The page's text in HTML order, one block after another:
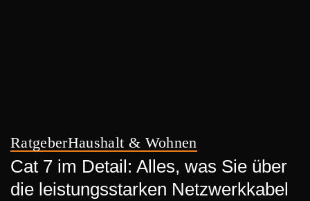
RatgeberHaushalt & Wohnen
Cat 7 im Detail: Alles, was Sie über
die leistungsstarken Netzwerkkabel